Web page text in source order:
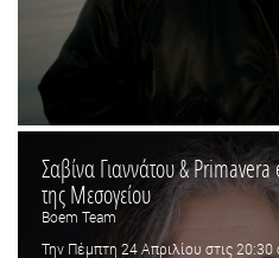
Σαβίνα Γιαννάτου &
της Μεσογείου
Boem Team
Την Πέμπτη 24 Απριλίου στις